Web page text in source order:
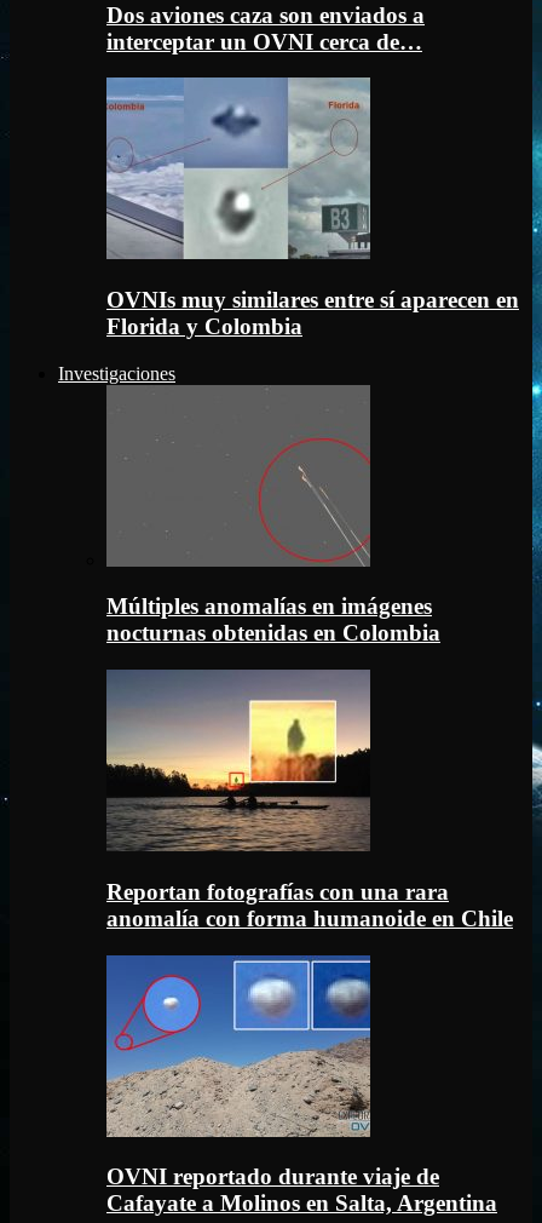
Dos aviones caza son enviados a
interceptar un OVNI cerca de…
OVNIs muy similares entre sí aparecen en
Florida y Colombia
Investigaciones
Múltiples anomalías en imágenes
nocturnas obtenidas en Colombia
Reportan fotografías con una rara
anomalía con forma humanoide en Chile
OVNI reportado durante viaje de
Cafayate a Molinos en Salta, Argentina